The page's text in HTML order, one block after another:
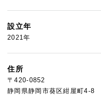
設立年
2021年
住所
〒420-0852
静岡県静岡市葵区紺屋町4-